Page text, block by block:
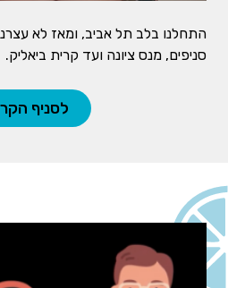
סניפים, מנס ציונה ועד קרית ביאליק.
לסניף